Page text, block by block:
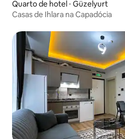
Quarto de hotel ⋅ Güzelyurt
Casas de Ihlara na Capadócia